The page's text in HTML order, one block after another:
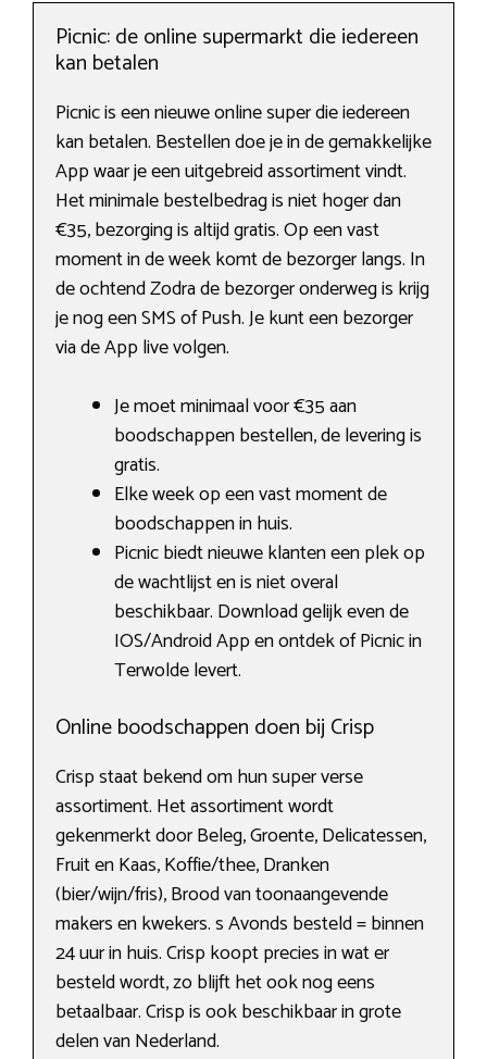
Picnic: de online supermarkt die iedereen
kan betalen
Picnic is een nieuwe online super die iedereen
kan betalen. Bestellen doe je in de gemakkelijke
App waar je een uitgebreid assortiment vindt.
Het minimale bestelbedrag is niet hoger dan
€35, bezorging is altijd gratis. Op een vast
moment in de week komt de bezorger langs. In
de ochtend Zodra de bezorger onderweg is krijg
je nog een SMS of Push. Je kunt een bezorger
via de App live volgen.
Je moet minimaal voor €35 aan
boodschappen bestellen, de levering is
gratis.
Elke week op een vast moment de
boodschappen in huis.
Picnic biedt nieuwe klanten een plek op
de wachtlijst en is niet overal
beschikbaar. Download gelijk even de
IOS/Android App en ontdek of Picnic in
Terwolde levert.
Online boodschappen doen bij Crisp
Crisp staat bekend om hun super verse
assortiment. Het assortiment wordt
gekenmerkt door Beleg, Groente, Delicatessen,
Fruit en Kaas, Koffie/thee, Dranken
(bier/wijn/fris), Brood van toonaangevende
makers en kwekers. s Avonds besteld = binnen
24 uur in huis. Crisp koopt precies in wat er
besteld wordt, zo blijft het ook nog eens
betaalbaar. Crisp is ook beschikbaar in grote
delen van Nederland.